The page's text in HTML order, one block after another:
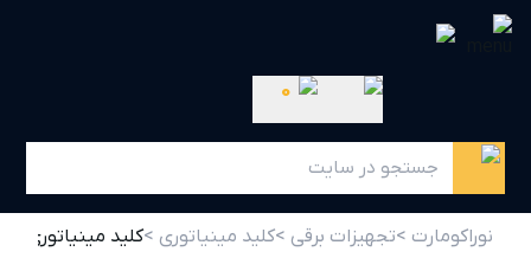
0
نوراکومارت >تجهیزات برقی >کلید مینیاتوری >کلید مینیاتوری 40 آمپر سه پل B40 هیوندای